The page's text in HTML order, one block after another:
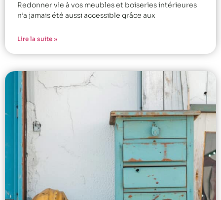
Redonner vie à vos meubles et boiseries intérieures
n’a jamais été aussi accessible grâce aux
Lire la suite »